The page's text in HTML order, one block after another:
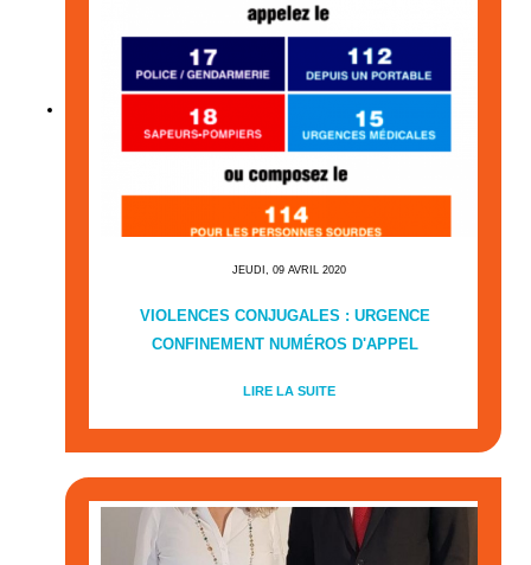
JEUDI, 09 AVRIL 2020
VIOLENCES CONJUGALES : URGENCE
CONFINEMENT NUMÉROS D'APPEL
LIRE LA SUITE